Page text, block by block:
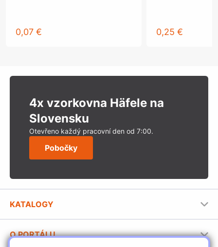
0,07 € 0,25 €
4x vzorkovna Häfele na
Slovensku
Otevřeno každý pracovní den od 7:00.
Pobočky
KATALOGY
Stavební katalog Häfele
O PORTÁLU